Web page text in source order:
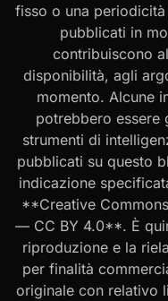
fisso o una
pubblicati in
contribuiscono
disponibilità, agli
momento. Alcune
potrebbero essere
strumenti di
pubblicati su questo
indicazione
**Creative
— CC BY 4.0**. È
riproduzione e la
per finalità
originale con relativo